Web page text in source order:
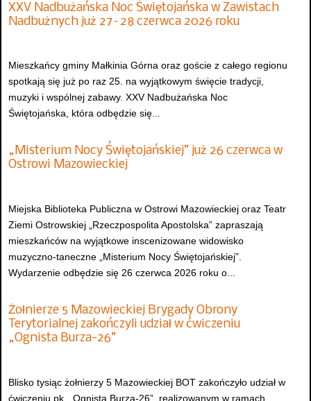
XXV Nadbużańska Noc Świętojańska w Zawistach
Nadbużnych już 27–28 czerwca 2026 roku
Mieszkańcy gminy Małkinia Górna oraz goście z całego regionu
spotkają się już po raz 25. na wyjątkowym święcie tradycji,
muzyki i wspólnej zabawy. XXV Nadbużańska Noc
Świętojańska, która odbędzie się...
„Misterium Nocy Świętojańskiej” już 26 czerwca w
Ostrowi Mazowieckiej
Miejska Biblioteka Publiczna w Ostrowi Mazowieckiej oraz Teatr
Ziemi Ostrowskiej „Rzeczpospolita Apostolska” zapraszają
mieszkańców na wyjątkowe inscenizowane widowisko
muzyczno-taneczne „Misterium Nocy Świętojańskiej”.
Wydarzenie odbędzie się 26 czerwca 2026 roku o...
Żołnierze 5 Mazowieckiej Brygady Obrony
Terytorialnej zakończyli udział w ćwiczeniu
„Ognista Burza-26”
Blisko tysiąc żołnierzy 5 Mazowieckiej BOT zakończyło udział w
ćwiczeniu pk. „Ognista Burza-26”, realizowanym w ramach